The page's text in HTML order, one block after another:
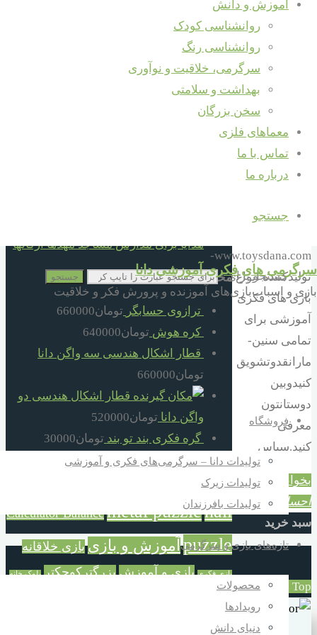
آموزش و دانش
روانشناسی کودک
روانشناسی رنگ
سرگرمی، خلاقیت و نوآوری
بهداشت و سلامتی
سخن بزرگان
معماهای فلزی
تماس با ما
درباره ما
جستجو
جستجو برای : جستجو سرگرمی های فکری آموزشی دانا
بازی و اسباب‌بازی‌های آموزنده و پرورش فکر و خلاقیت
فروشگاه
تولیدات دانا – سرگرمی‌های فکری و آموزشی
تولیدات زیرک
تولیدات بافرزندان
تازه‌های بازی و سرگرمی
محصولات
رویدادها
دنیای دانش
کز محنت
دیگران بیغمی
…. نمایش فیلم
های آموزشی
ساده ومطالب
آموزنده مفیداز
رسالت های
ماست-
فکری آموزشی
www.toysdana.com-
تولیدکننده انواع
بازی های فکری
آموزشی برای
تمامی سنین-
مارانقدوتشویق
کنیدوبین
دوستانتون
معرفی
کنید.سپاس
بخوانید... "مشق
احسان"
سبد خرید
دسته های محصولات
10 سال به بالا
2 تا 5 سال
هدایا برای مدارس مساجد مهدها ارگانها
محصولات
ترازوی حسابگر تومان660000
کره هوش تومان640000
قطار اشکال هندسی سه واگن دانا
تومان660000
قطار اشکال هندسی دو
واگن دانا تومان520000
گره فکری بند تو بند تومان30000
برچسب محصولات
Calculator Balance metal puzzlenail
puzzle آموزش و بازی بازی خلاقانه
بازی فکری بازی و آموزش بزرگترکوچکتر بلوک خانه
سبد خرید
Back to Top